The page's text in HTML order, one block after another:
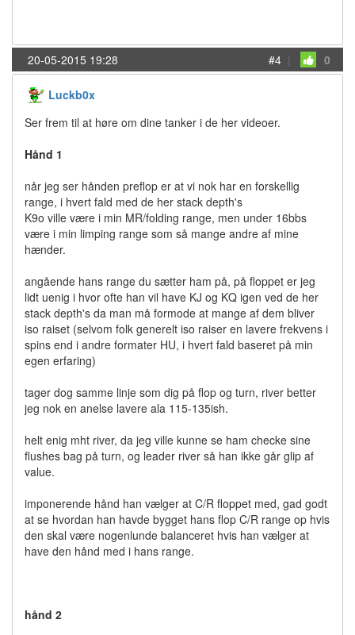
20-05-2015 19:28 #4 | 0
Luckb0x
Ser frem til at høre om dine tanker i de her videoer.
Hånd 1
når jeg ser hånden preflop er at vi nok har en forskellig
range, i hvert fald med de her stack depth's
K9o ville være i min MR/folding range, men under 16bbs
være i min limping range som så mange andre af mine
hænder.
angående hans range du sætter ham på, på floppet er jeg
lidt uenig i hvor ofte han vil have KJ og KQ igen ved de her
stack depth's da man må formode at mange af dem bliver
iso raiset (selvom folk generelt iso raiser en lavere frekvens i
spins end i andre formater HU, i hvert fald baseret på min
egen erfaring)
tager dog samme linje som dig på flop og turn, river better
jeg nok en anelse lavere ala 115-135ish.
helt enig mht river, da jeg ville kunne se ham checke sine
flushes bag på turn, og leader river så han ikke går glip af
value.
imponerende hånd han vælger at C/R floppet med, gad godt
at se hvordan han havde bygget hans flop C/R range op hvis
den skal være nogenlunde balanceret hvis han vælger at
have den hånd med i hans range.
hånd 2